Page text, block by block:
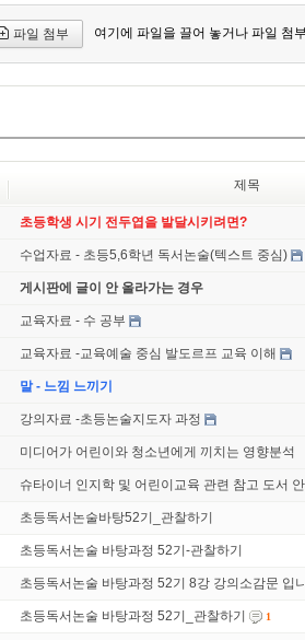
파일 첨부 여기에 파일을 끌어 놓거나 파일 첨
제목
초등학생 시기 전두엽을 발달시키려면?
수업자료 - 초등5,6학년 독서논술(텍스트 중심)
게시판에 글이 안 올라가는 경우
교육자료 - 수 공부
교육자료 -교육예술 중심 발도르프 교육 이해
말 - 느낌 느끼기
강의자료 -초등논술지도자 과정
미디어가 어린이와 청소년에게 끼치는 영향분석
슈타이너 인지학 및 어린이교육 관련 참고 도서
초등독서논술바탕52기_관찰하기
초등독서논술 바탕과정 52기-관찰하기
초등독서논술 바탕과정 52기 8강 강의소감문 입
초등독서논술 바탕과정 52기_관찰하기 1